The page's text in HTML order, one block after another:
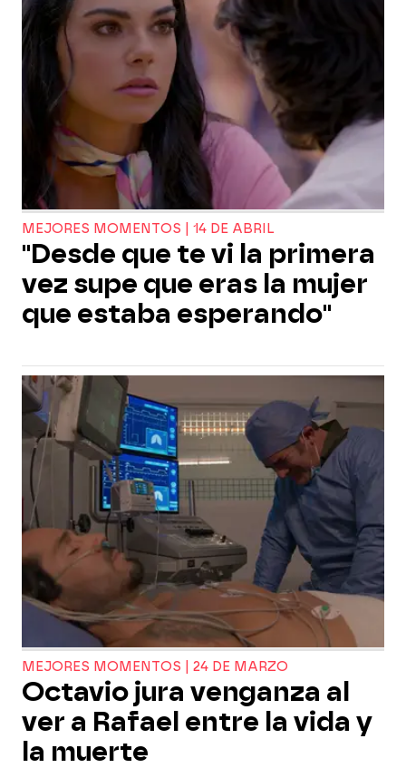
MEJORES MOMENTOS | 14 DE ABRIL
"Desde que te vi la primera
vez supe que eras la mujer
que estaba esperando"
MEJORES MOMENTOS | 24 DE MARZO
Octavio jura venganza al
ver a Rafael entre la vida y
la muerte